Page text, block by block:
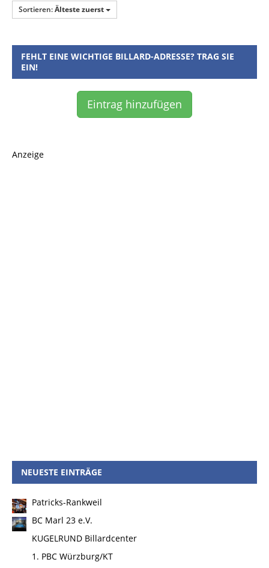
Sortieren:Älteste zuerst
FEHLT EINE WICHTIGE BILLARD-ADRESSE? TRAG SIE
EIN!
Eintrag hinzufügen
Anzeige
NEUESTE EINTRÄGE
Patricks-Rankweil
BC Marl 23 e.V.
KUGELRUND Billardcenter
1. PBC Würzburg/KT